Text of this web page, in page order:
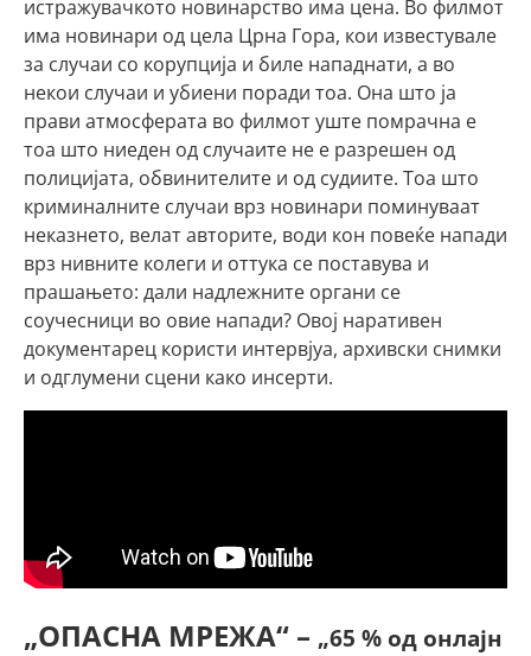
истражувачкото новинарство има цена. Во филмот
има новинари од цела Црна Гора, кои известувале
за случаи со корупција и биле нападнати, а во
некои случаи и убиени поради тоа. Она што ја
прави атмосферата во филмот уште помрачна е
тоа што ниеден од случаите не е разрешен од
полицијата, обвинителите и од судиите. Тоа што
криминалните случаи врз новинари поминуваат
неказнето, велат авторите, води кон повеќе напади
врз нивните колеги и оттука се поставува и
прашањето: дали надлежните органи се
соучесници во овие напади? Овој наративен
документарец користи интервјуа, архивски снимки
и одглумени сцени како инсерти.
„ОПАСНА МРЕЖА“ – „65 % од онлајн